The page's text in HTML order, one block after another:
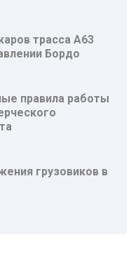
трасса A63
Бордо
правила работы
грузовиков в